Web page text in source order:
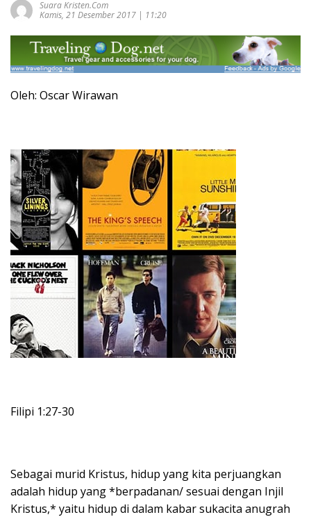
Suara Kristen.com
Kamis, 21 Desember 2017 | 11:20
Oleh: Oscar Wirawan
Filipi 1:27-30
Sebagai murid Kristus, hidup yang kita perjuangkan
adalah hidup yang *berpadanan/ sesuai dengan Injil
Kristus,* yaitu hidup di dalam kabar sukacita anugrah